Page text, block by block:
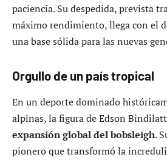
paciencia. Su despedida, prevista
máximo rendimiento, llega con el
una base sólida para las nuevas
Orgullo de un país tropical
En un deporte dominado
alpinas, la figura de Edson
expansión global del bobsleigh.
pionero que transformó la